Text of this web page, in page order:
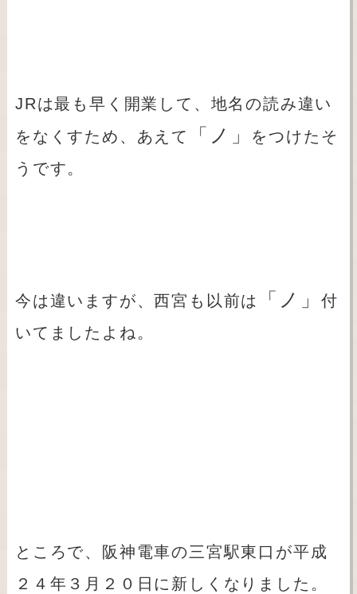
JRは最も早く開業して、地名の読み違い
をなくすため、あえて
「ノ」
をつけたそ
うです。
今は違いますが、西宮も以前は 「ノ」
付
いてましたよね。
ところで、阪神電車の三宮駅東口が平成
２４年３月２０日に新しくなりました。